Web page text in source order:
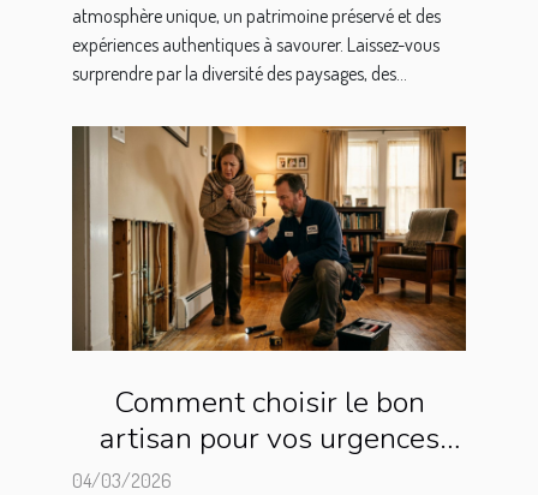
atmosphère unique, un patrimoine préservé et des
expériences authentiques à savourer. Laissez-vous
surprendre par la diversité des paysages, des...
Comment choisir le bon
artisan pour vos urgences
04/03/2026